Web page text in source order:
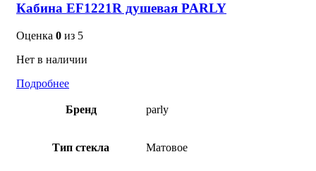
Кабина EF1221R душевая PARLY
Оценка 0 из 5
Нет в наличии
Подробнее
Бренд parly
Тип стекла Матовое